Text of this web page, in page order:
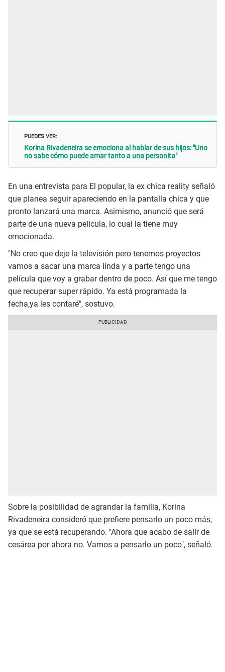
PUEDES VER:
Korina Rivadeneira se emociona al hablar de sus hijos: "Uno
no sabe cómo puede amar tanto a una personita"
En una entrevista para El popular, la ex chica reality señaló
que planea seguir apareciendo en la pantalla chica y que
pronto lanzará una marca. Asimismo, anunció que será
parte de una nueva película, lo cual la tiene muy
emocionada.
"No creo que deje la televisión pero tenemos proyectos
vamos a sacar una marca linda y a parte tengo una
película que voy a grabar dentro de poco. Así que me tengo
que recuperar super rápido. Ya está programada la
fecha,ya les contaré", sostuvo.
Sobre la posibilidad de agrandar la familia, Korina
Rivadeneira consideró que prefiere pensarlo un poco más,
ya que se está recuperando. "Ahora que acabo de salir de
cesárea por ahora no. Vamos a pensarlo un poco", señaló.